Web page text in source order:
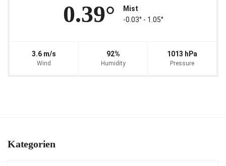
0.39°
Mist
-0.03° ‐ 1.05°
3.6 m/s
Wind
92%
Humidity
1013 hPa
Pressure
Kategorien